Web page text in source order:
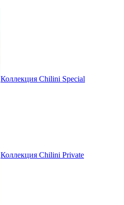
Коллекция Chilini Special
Коллекция Chilini Private